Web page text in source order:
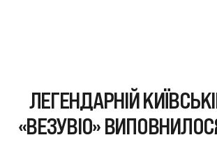
ЛЕГЕНДАРНІЙ
«ВЕЗУВІО»